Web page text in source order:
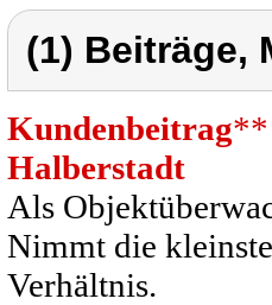
(1) Beiträge,
Kundenbeitrag**
Halberstadt
Als
Nimmt die
Verhältnis.